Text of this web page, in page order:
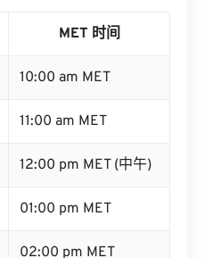
MET 时间
10:00 am MET
11:00 am MET
12:00 pm MET (中午)
01:00 pm MET
02:00 pm MET